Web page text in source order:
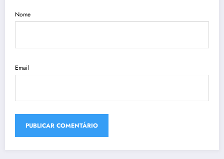
Nome
Email